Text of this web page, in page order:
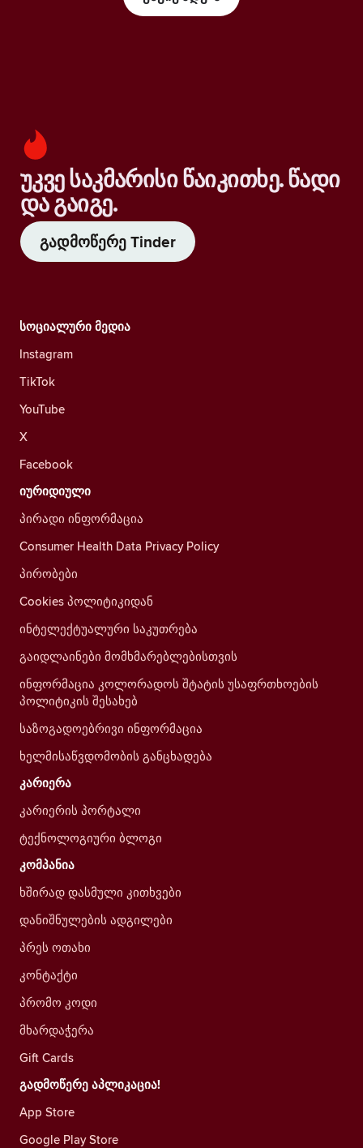
უკვე საკმარისი წაიკითხე. წადი
და გაიგე.
გადმოწერე Tinder
სოციალური მედია
Instagram
TikTok
YouTube
X
Facebook
იურიდიული
პირადი ინფორმაცია
Consumer Health Data Privacy Policy
პირობები
Cookies პოლიტიკიდან
ინტელექტუალური საკუთრება
გაიდლაინები მომხმარებლებისთვის
ინფორმაცია კოლორადოს შტატის უსაფრთხოების
პოლიტიკის შესახებ
საზოგადოებრივი ინფორმაცია
ხელმისაწვდომობის განცხადება
კარიერა
კარიერის პორტალი
ტექნოლოგიური ბლოგი
კომპანია
ხშირად დასმული კითხვები
დანიშნულების ადგილები
პრეს ოთახი
კონტაქტი
პრომო კოდი
მხარდაჭერა
Gift Cards
გადმოწერე აპლიკაცია!
App Store
Google Play Store